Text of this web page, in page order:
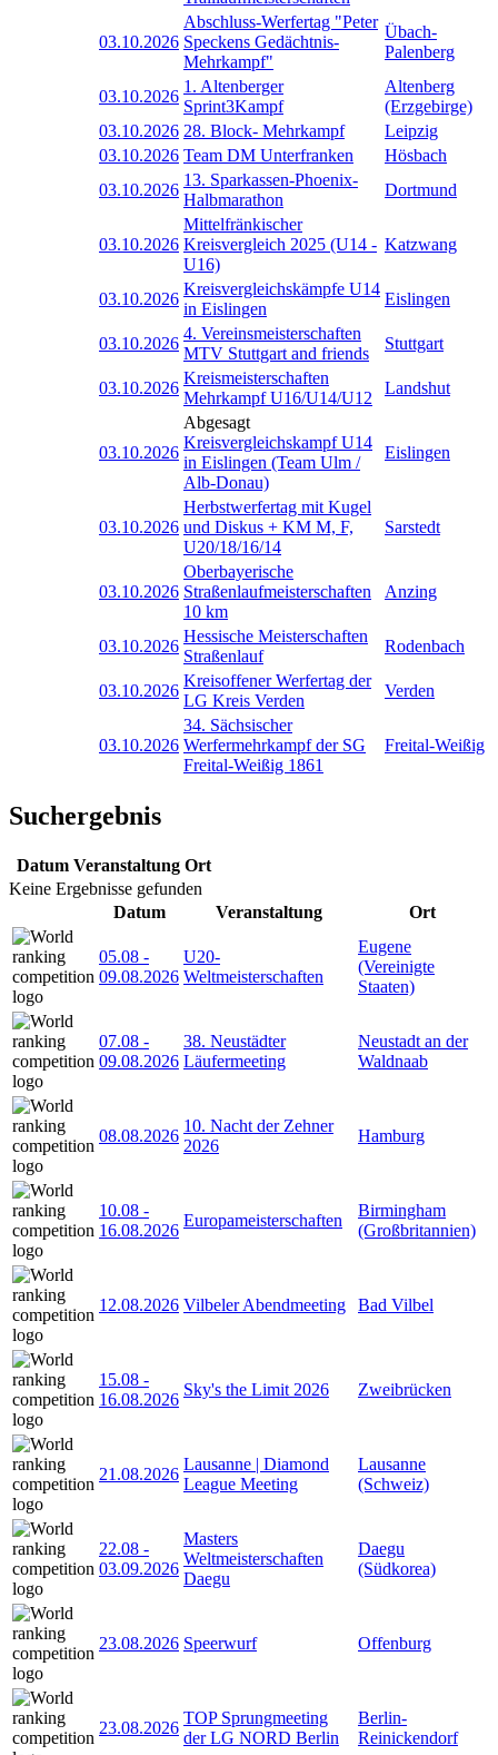
03.10.2026
Abschluss-Werfertag "Peter
Speckens Gedächtnis-
Mehrkampf"
Übach-
Palenberg
03.10.2026
1. Altenberger
Sprint3Kampf
Altenberg
(Erzgebirge)
03.10.2026 28. Block- Mehrkampf
Leipzig
03.10.2026 Team DM Unterfranken
Hösbach
03.10.2026
13. Sparkassen-Phoenix-
Halbmarathon
Dortmund
03.10.2026
Mittelfränkischer
Kreisvergleich 2025 (U14 -
U16)
Katzwang
03.10.2026
Kreisvergleichskämpfe U14
in Eislingen
Eislingen
03.10.2026
4. Vereinsmeisterschaften
MTV Stuttgart and friends
Stuttgart
03.10.2026
Kreismeisterschaften
Mehrkampf U16/U14/U12
Landshut
03.10.2026
Abgesagt
Kreisvergleichskampf U14
in Eislingen (Team Ulm /
Alb-Donau)
Eislingen
03.10.2026
Herbstwerfertag mit Kugel
und Diskus + KM M, F,
U20/18/16/14
Sarstedt
03.10.2026
Oberbayerische
Straßenlaufmeisterschaften
10 km
Anzing
03.10.2026
Hessische Meisterschaften
Straßenlauf
Rodenbach
03.10.2026
Kreisoffener Werfertag der
LG Kreis Verden
Verden
03.10.2026
34. Sächsischer
Werfermehrkampf der SG
Freital-Weißig 1861
Freital-Weißig
Suchergebnis
Datum Veranstaltung Ort
Keine Ergebnisse gefunden
Datum
Veranstaltung Ort
05.08 -
09.08.2026
U20-
Weltmeisterschaften
Eugene
(Vereinigte
Staaten)
07.08 -
09.08.2026
38. Neustädter
Läufermeeting
Neustadt an der
Waldnaab
08.08.2026
10. Nacht der Zehner
2026
Hamburg
10.08 -
16.08.2026
Europameisterschaften
Birmingham
(Großbritannien)
12.08.2026 Vilbeler Abendmeeting Bad Vilbel
15.08 -
16.08.2026
Sky's the Limit 2026 Zweibrücken
21.08.2026
Lausanne | Diamond
League Meeting
Lausanne
(Schweiz)
22.08 -
03.09.2026
Masters
Weltmeisterschaften
Daegu
Daegu
(Südkorea)
23.08.2026 Speerwurf Offenburg
23.08.2026
TOP Sprungmeeting
der LG NORD Berlin
Berlin-
Reinickendorf